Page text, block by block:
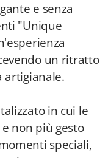
e senza
"Unique
un ritratto
artigianale.
in cui le
non più gesto
speciali,